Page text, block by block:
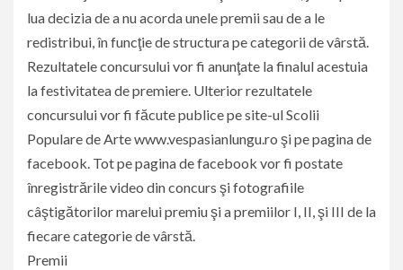
lua decizia de a nu acorda unele premii sau de a le
redistribui, în funcţie de structura pe categorii de vârstă.
Rezultatele concursului vor fi anunţate la finalul acestuia
la festivitatea de premiere. Ulterior rezultatele
concursului vor fi făcute publice pe site-ul Scolii
Populare de Arte www.vespasianlungu.ro şi pe pagina de
facebook. Tot pe pagina de facebook vor fi postate
înregistrările video din concurs şi fotografiile
câştigătorilor marelui premiu şi a premiilor I, II, şi III de la
fiecare categorie de vârstă.
Premii